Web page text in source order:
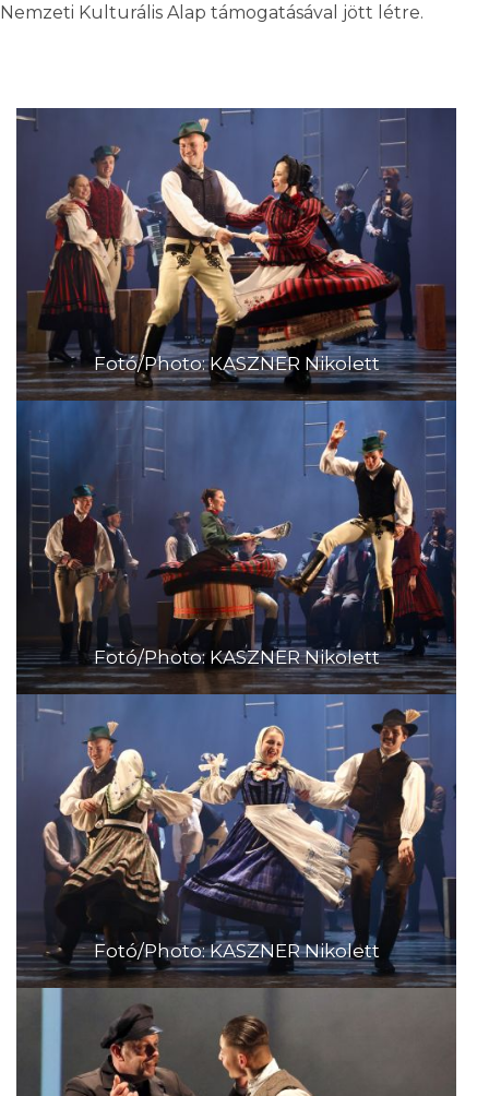
Nemzeti Kulturális Alap támogatásával jött létre.
Fotó/Photo: KASZNER Nikolett
Fotó/Photo: KASZNER Nikolett
Fotó/Photo: KASZNER Nikolett